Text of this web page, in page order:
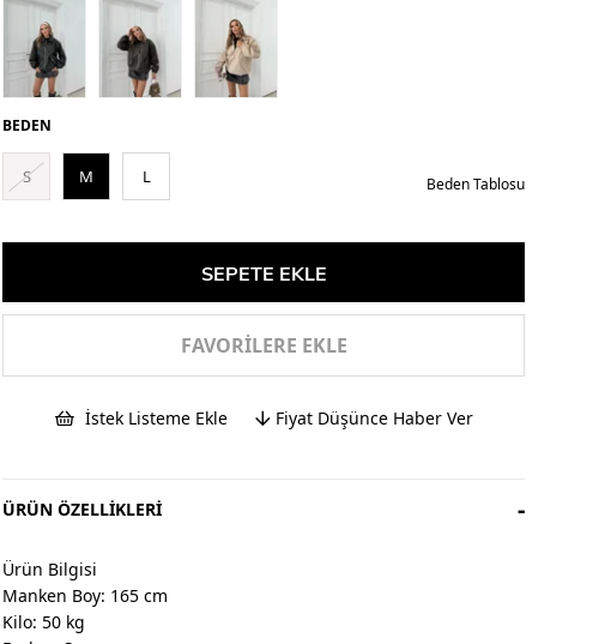
BEDEN
S M L Beden Tablosu
FAVORILERE EKLE
İstek Listeme Ekle Fiyat Düşünce Haber Ver
ÜRÜN ÖZELLIKLERI
Ürün Bilgisi
Manken Boy: 165 cm
Kilo: 50 kg